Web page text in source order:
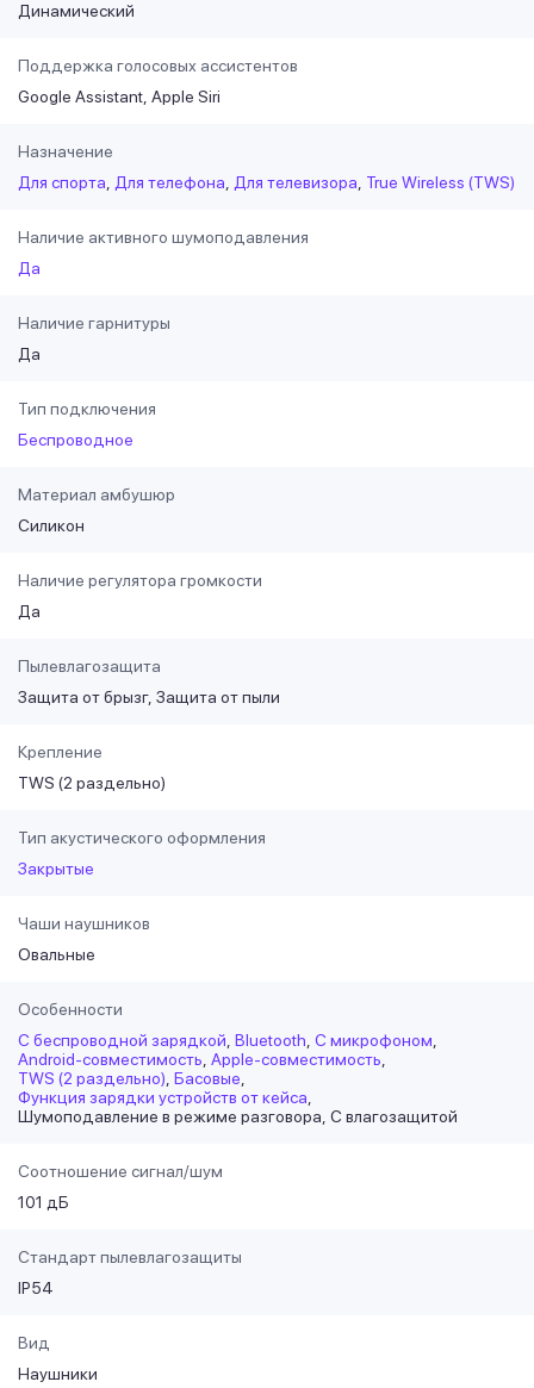
Динамический
Поддержка голосовых ассистентов
Google Assistant Apple Siri
Назначение
Для спорта
Для телефона Для телевизора True Wireless (TWS)
Наличие активного шумоподавления
Да
Наличие гарнитуры
Да
Тип подключения
Беспроводное
Материал амбушюр
Силикон
Наличие регулятора громкости
Да
Пылевлагозащита
Защита от брызг Защита от пыли
Крепление
TWS (2 раздельно)
Тип акустического оформления
Закрытые
Чаши наушников
Овальные
Особенности
С беспроводной зарядкой Bluetooth С микрофоном
Android-совместимость Apple-совместимость
TWS (2 раздельно) Басовые
Функция зарядки устройств от кейса
Шумоподавление в режиме разговора С влагозащитой
Соотношение сигнал/шум
101 дБ
Стандарт пылевлагозащиты
IP54
Вид
Наушники